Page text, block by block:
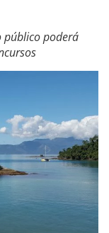
público poderá